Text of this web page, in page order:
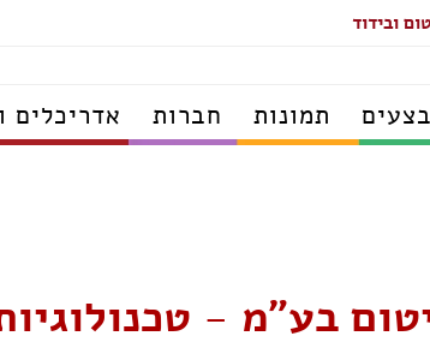
ובידוד
תמונות חברות אדריכלים
בע"מ -